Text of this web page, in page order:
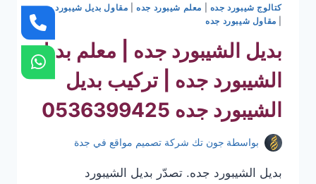
كتالوج شيبورد جده
معلم شيبورد جده| مقاول بديل شيبورد جده
مقاول شيبورد جده
بديل الشيبورد جده | معلم بديل
الشيبورد جده | تركيب بديل
الشيبورد جده 0536399425
بواسطة جون تك شركة تصميم مواقع في جدة
بديل الشيبورد جده. تصدّر بديل الشيبورد